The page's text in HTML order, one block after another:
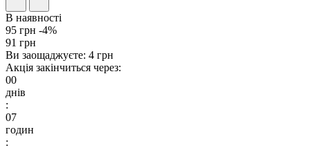
В наявності
95 грн -4%
91 грн
Ви заощаджуєте: 4 грн
Акція закінчиться через:
00
днів
:
07
годин
: